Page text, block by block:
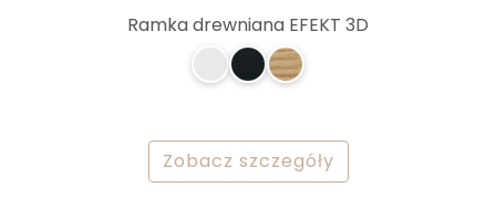
Ramka drewniana EFEKT 3D
Zobacz szczegóły